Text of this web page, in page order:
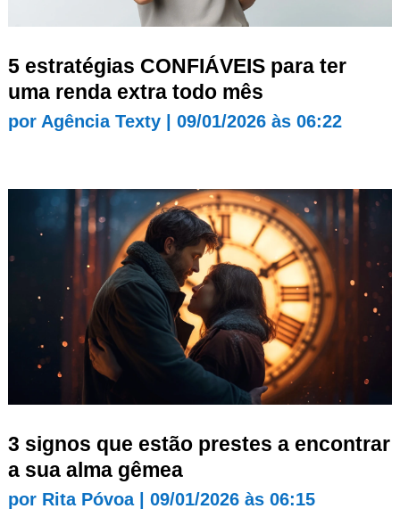
5 estratégias CONFIÁVEIS para ter
uma renda extra todo mês
por Agência Texty| 09/01/2026 às 06:22
3 signos que estão prestes a encontrar
a sua alma gêmea
por Rita Póvoa| 09/01/2026 às 06:15